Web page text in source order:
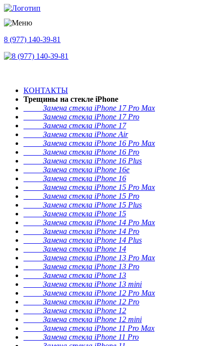
8 (977) 140-39-81
КОНТАКТЫ
Трещины на стекле iPhone
Замена стекла iPhone 17 Pro Max
Замена стекла iPhone 17 Pro
Замена стекла iPhone 17
Замена стекла iPhone Air
Замена стекла iPhone 16 Pro Max
Замена стекла iPhone 16 Pro
Замена стекла iPhone 16 Plus
Замена стекла iPhone 16e
Замена стекла iPhone 16
Замена стекла iPhone 15 Pro Max
Замена стекла iPhone 15 Pro
Замена стекла iPhone 15 Plus
Замена стекла iPhone 15
Замена стекла iPhone 14 Pro Max
Замена стекла iPhone 14 Pro
Замена стекла iPhone 14 Plus
Замена стекла iPhone 14
Замена стекла iPhone 13 Pro Max
Замена стекла iPhone 13 Pro
Замена стекла iPhone 13
Замена стекла iPhone 13 mini
Замена стекла iPhone 12 Pro Max
Замена стекла iPhone 12 Pro
Замена стекла iPhone 12
Замена стекла iPhone 12 mini
Замена стекла iPhone 11 Pro Max
Замена стекла iPhone 11 Pro